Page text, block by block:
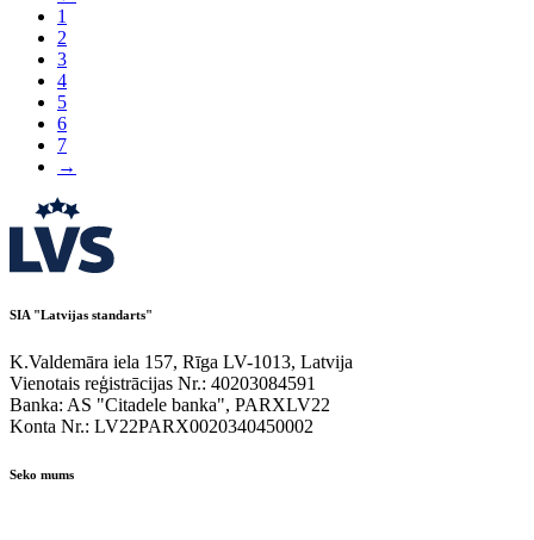
1
2
3
4
5
6
7
→
SIA "Latvijas standarts"
K.Valdemāra iela 157, Rīga LV-1013, Latvija
Vienotais reģistrācijas Nr.: 40203084591
Banka: AS "Citadele banka", PARXLV22
Konta Nr.: LV22PARX0020340450002
Seko mums